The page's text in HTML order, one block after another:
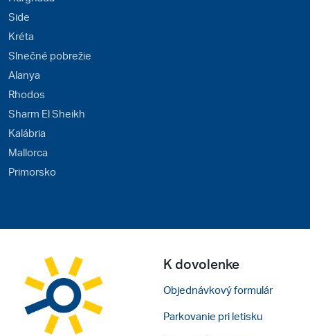
Side
Kréta
Slnečné pobrežie
Alanya
Rhodos
Sharm El Sheikh
Kalábria
Mallorca
Primorsko
K dovolenke
Objednávkový formulár
Parkovanie pri letisku